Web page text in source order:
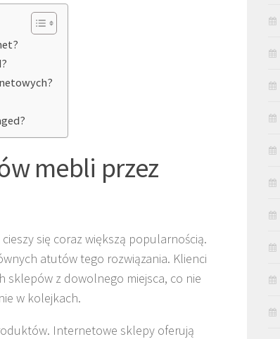
mebli przez
się coraz większą popularnością.
atutów tego rozwiązania. Klienci
sklepów z dowolnego miejsca, co nie
w kolejkach.
Internetowe sklepy oferują